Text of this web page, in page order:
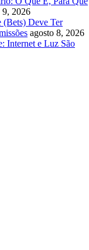
9, 2026
(Bets) Deve Ter
agosto 8, 2026
Internet e Luz São